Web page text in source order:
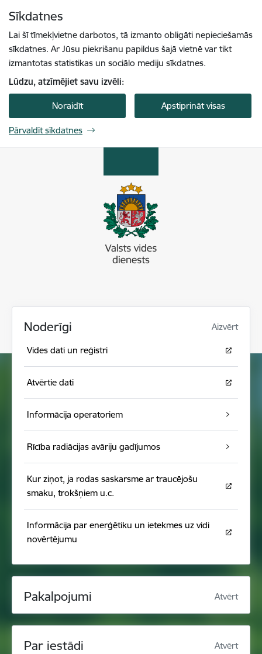
Sīkdatnes
Lai šī tīmekļvietne darbotos, tā izmanto obligāti nepieciešamās
sīkdatnes. Ar Jūsu piekrišanu papildus šajā vietnē var tikt
izmantotas statistikas un sociālo mediju sīkdatnes.
Lūdzu, atzīmējiet savu izvēli:
Noraidīt Apstiprināt visas
Pārvaldīt sīkdatnes
Noderīgi Aizvērt
Vides dati un reģistri
Atvērtie dati
Informācija operatoriem
Rīcība radiācijas avāriju gadījumos
Kur ziņot, ja rodas saskarsme ar traucējošu
smaku, trokšņiem u.c.
Informācija par enerģētiku un ietekmes uz vidi
novērtējumu
Pakalpojumi Atvērt
Par iestādi Atvērt